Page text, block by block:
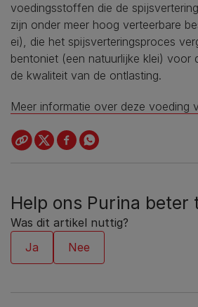
voedingsstoffen die de
zijn onder meer hoog verteerbare
ei), die het spijsverteringsproces
bentoniet (een natuurlijke klei) voor
de kwaliteit van de ontlasting.
Meer informatie over deze voeding
Help ons Purina beter
Was dit artikel nuttig?